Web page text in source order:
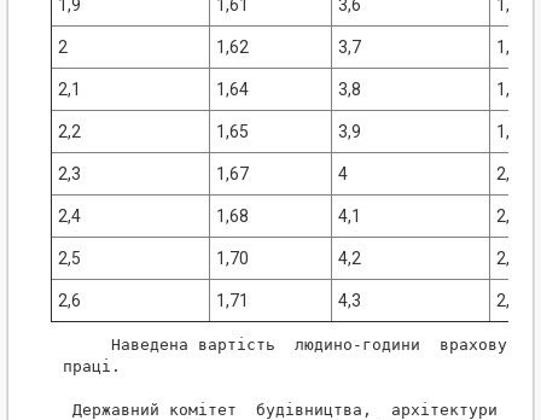
1,9 1,61 3,6 1,91
2 1,62 3,7 1,93
2,1 1,64 3,8 1,96
2,2 1,65 3,9 1,98
2,3 1,67 4 2,00
2,4 1,68 4,1 2,03
2,5 1,70 4,2 2,06
2,6 1,71 4,3 2,09
Наведена вартість  людино-години  враховує
праці.
Державний комітет  будівництва,  архітектури та